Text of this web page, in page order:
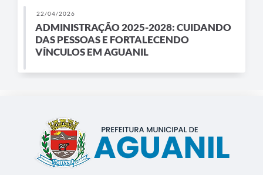
22/04/2026
ADMINISTRAÇÃO 2025-2028: CUIDANDO
DAS PESSOAS E FORTALECENDO
VÍNCULOS EM AGUANIL